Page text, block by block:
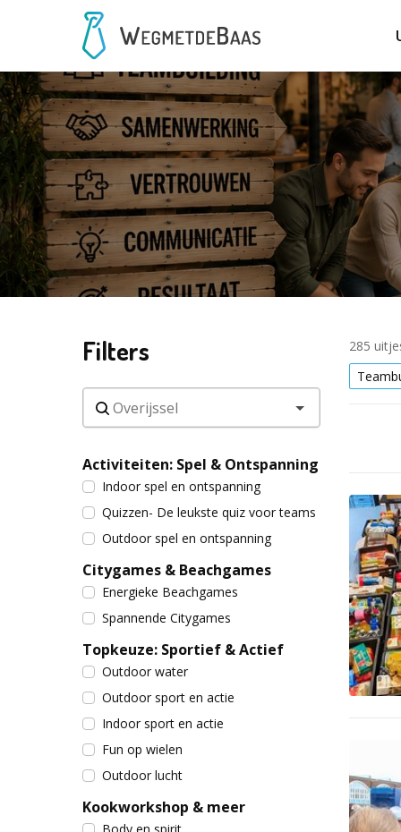
Filters
Activiteiten: Spel & Ontspanning
Indoor spel en ontspanning
Quizzen- De leukste quiz voor teams
Outdoor spel en ontspanning
Citygames & Beachgames
Energieke Beachgames
Spannende Citygames
Topkeuze: Sportief & Actief
Outdoor water
Outdoor sport en actie
Indoor sport en actie
Fun op wielen
Outdoor lucht
Kookworkshop & meer
285